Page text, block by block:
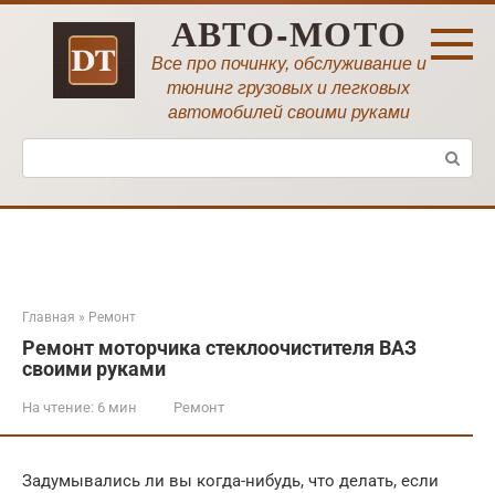
Перейти
АВТО-МОТО
Все про починку, обслуживание и
тюнинг грузовых и легковых
автомобилей своими руками
Поиск:
Главная » Ремонт
Ремонт моторчика стеклоочистителя ВАЗ
своими руками
На чтение: 6 мин Ремонт
Задумывались ли вы когда-нибудь, что делать, если